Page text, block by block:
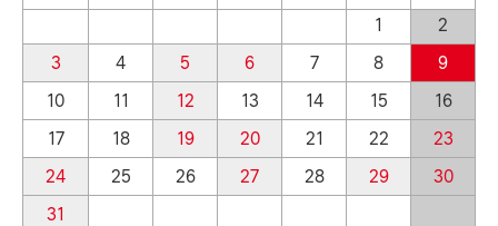
1
2
3
4 5 6 7 8
9
10
11 12 13 14 15
16
17
18 19 20 21 22
23
24
25 26 27 28 29
30
31